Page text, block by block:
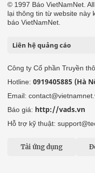
© 1997 Báo VietNamNet.
lại thông tin từ website này
báo VietNamNet.
Liên hệ quảng cáo
Công ty Cổ phần Truyền
Hotline: 0919405885 (Hà
Email:
Báo giá: http://vads.vn
Hỗ trợ kỹ thuật:
Tải ứng dụng